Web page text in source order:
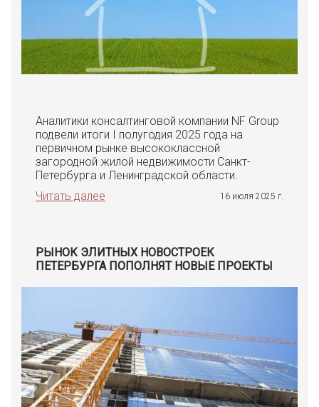
Аналитики консалтинговой компании NF Group
подвели итоги I полугодия 2025 года на
первичном рынке высококлассной
загородной жилой недвижимости Санкт-
Петербурга и Ленинградской области.
Читать далее
16 июля 2025 г.
РЫНОК ЭЛИТНЫХ НОВОСТРОЕК
ПЕТЕРБУРГА ПОПОЛНЯТ НОВЫЕ ПРОЕКТЫ